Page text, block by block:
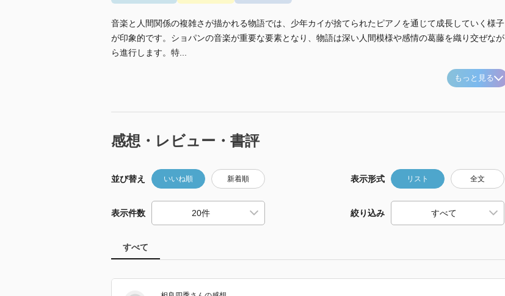
音楽と人間関係の複雑さが描かれる物語では、少年カイが捨てられたピアノを通じて成長していく様子
が印象的です。ショパンの音楽が重要な要素となり、物語は深い人間模様や感情の葛藤を織り交ぜなが
ら進行します。特...
もっと見る
感想・レビュー・書評
並び替え いいね順 新着順 表示形式 リスト 全文
表示件数 絞り込み
すべて